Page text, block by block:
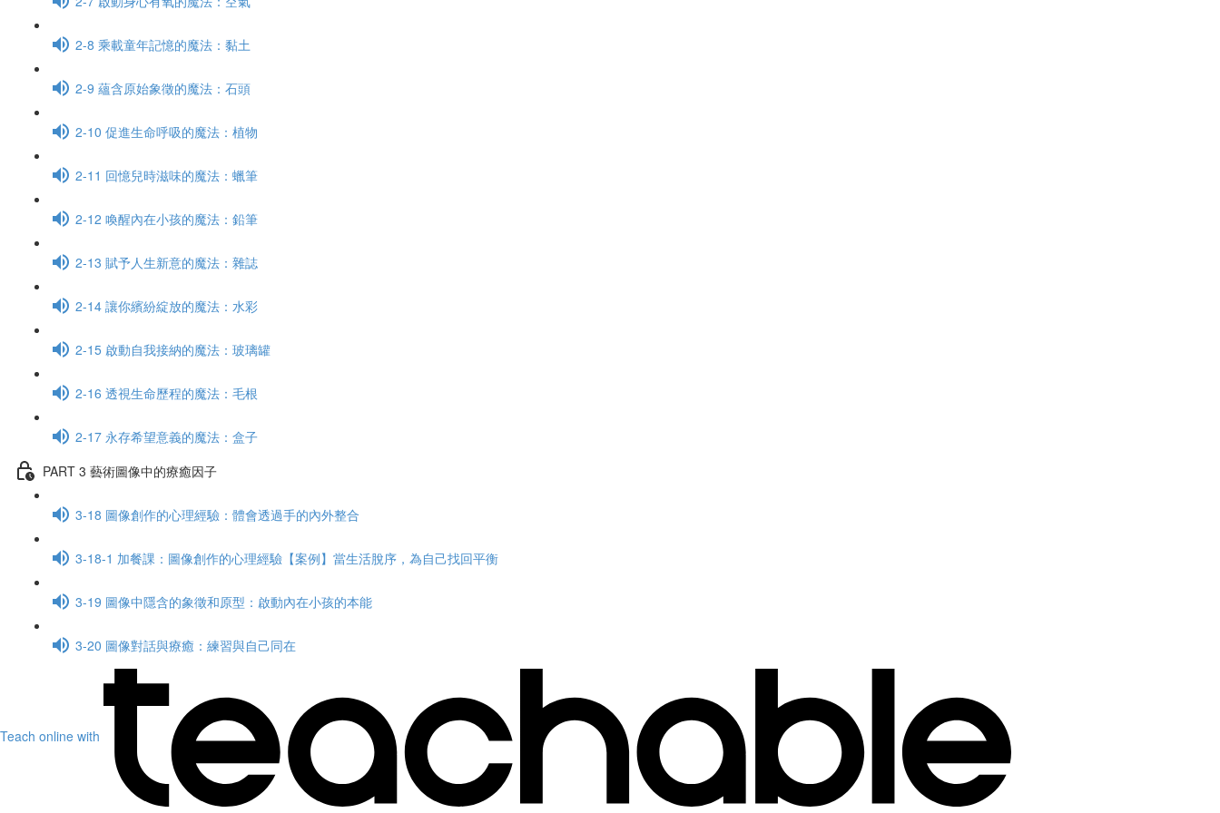
2-8 乘載童年記憶的魔法：黏土
2-9 蘊含原始象徵的魔法：石頭
2-10 促進生命呼吸的魔法：植物
2-11 回憶兒時滋味的魔法：蠟筆
2-12 喚醒內在小孩的魔法：鉛筆
2-13 賦予人生新意的魔法：雜誌
2-14 讓你繽紛綻放的魔法：水彩
2-15 啟動自我接納的魔法：玻璃罐
2-16 透視生命歷程的魔法：毛根
2-17 永存希望意義的魔法：盒子
PART 3 藝術圖像中的療癒因子
3-18 圖像創作的心理經驗：體會透過手的內外整合
3-18-1 加餐課：圖像創作的心理經驗【案例】當生活脫序，為自己找回平衡
3-19 圖像中隱含的象徵和原型：啟動內在小孩的本能
3-20 圖像對話與療癒：練習與自己同在
Teach online with